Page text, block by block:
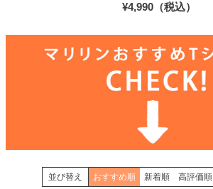
¥4,990（税込）
並び替え おすすめ順 新着順 高評価順